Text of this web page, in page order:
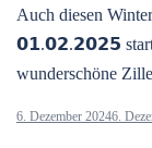
Auch diesen
𝟬𝟭.𝟬𝟮.𝟮𝟬𝟮𝟱
wunderschöne
6. Dezember 20246.